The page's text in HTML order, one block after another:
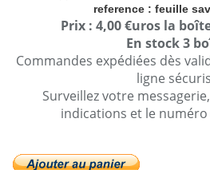
reference : feuille
Prix : 4,00 €uros la
En stock 3
Commandes expédiées dès
ligne
Surveillez votre
indications et le